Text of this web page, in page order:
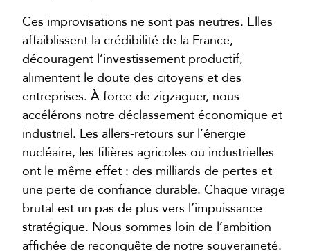
Ces improvisations ne sont pas neutres. Elles
affaiblissent la crédibilité de la France,
découragent l’investissement productif,
alimentent le doute des citoyens et des
entreprises. À force de zigzaguer, nous
accélérons notre déclassement économique et
industriel. Les allers-retours sur l’énergie
nucléaire, les filières agricoles ou industrielles
ont le même effet : des milliards de pertes et
une perte de confiance durable. Chaque virage
brutal est un pas de plus vers l’impuissance
stratégique. Nous sommes loin de l’ambition
affichée de reconquête de notre souveraineté.